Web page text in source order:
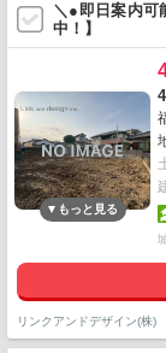
＼●即日案内可
中！】
リンクアンドデザイン(株)